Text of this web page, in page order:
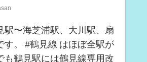
駅〜海芝浦駅、大川駅、扇
す。 #鶴見線 はほぼ全駅が
も鶴見駅には鶴見線専用改